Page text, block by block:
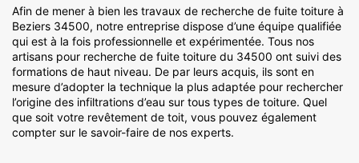
Afin de mener à bien les travaux de recherche de fuite toiture à
Beziers 34500, notre entreprise dispose d’une équipe qualifiée
qui est à la fois professionnelle et expérimentée. Tous nos
artisans pour recherche de fuite toiture du 34500 ont suivi des
formations de haut niveau. De par leurs acquis, ils sont en
mesure d’adopter la technique la plus adaptée pour rechercher
l’origine des infiltrations d’eau sur tous types de toiture. Quel
que soit votre revêtement de toit, vous pouvez également
compter sur le savoir-faire de nos experts.